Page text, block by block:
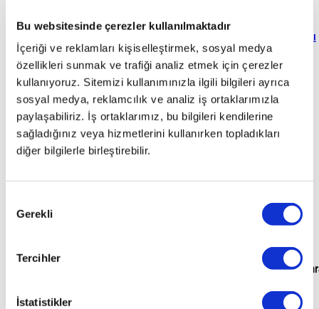
Bu websitesinde çerezler kullanılmaktadır
İçeriği ve reklamları kişiselleştirmek, sosyal medya
özellikleri sunmak ve trafiği analiz etmek için çerezler
kullanıyoruz. Sitemizi kullanımınızla ilgili bilgileri ayrıca
sosyal medya, reklamcılık ve analiz iş ortaklarımızla
paylaşabiliriz. İş ortaklarımız, bu bilgileri kendilerine
sağladığınız veya hizmetlerini kullanırken topladıkları
diğer bilgilerle birleştirebilir.
Seçimi
Gerekli
Tercihler
İstatistikler
Zekaiotoplus’a
geldim
Elif
Sezer
YazıcıPilot
Kaan
özgerİşletme
Sahibi
sattım"
Emrah
İslerSerbest
Meslek
ekstra
masrafla
uğraşmadım"
Ömer
Soner
GürsoySerbest
Meslek
çok
güvenilirdi
Özhan
BeslerTorna
Tasfiye
Operatörü
YurdagülOperatör
ödememi
aldım"
Şöhret
Gizem
DoğruE-
ticaret
Emircan
Sigortacı